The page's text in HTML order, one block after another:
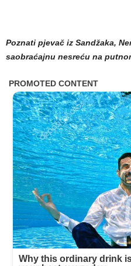
Poznati pjevač iz Sandžaka,
saobraćajnu nesreću na